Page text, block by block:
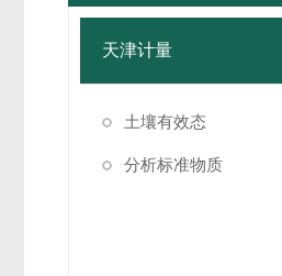
天津计量
土壤有效态
分析标准物质